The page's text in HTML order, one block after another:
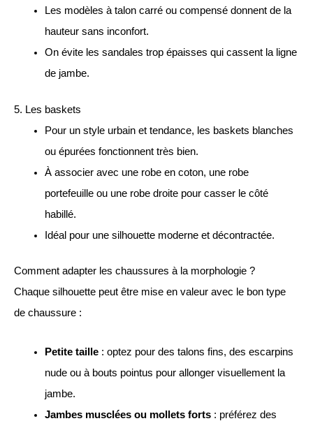
Les modèles à talon carré ou compensé donnent de la
hauteur sans inconfort.
On évite les sandales trop épaisses qui cassent la ligne
de jambe.
5. Les baskets
Pour un style urbain et tendance, les baskets blanches
ou épurées fonctionnent très bien.
À associer avec une robe en coton, une robe
portefeuille ou une robe droite pour casser le côté
habillé.
Idéal pour une silhouette moderne et décontractée.
Comment adapter les chaussures à la morphologie ?
Chaque silhouette peut être mise en valeur avec le bon type
de chaussure :
Petite taille: optez pour des talons fins, des escarpins
nude ou à bouts pointus pour allonger visuellement la
jambe.
Jambes musclées ou mollets forts: préférez des